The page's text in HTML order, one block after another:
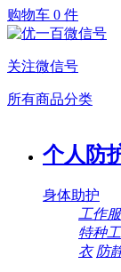
购物车 0 件
关注微信号
所有商品分类
个人防
身体助护
工作服
特种
衣 防